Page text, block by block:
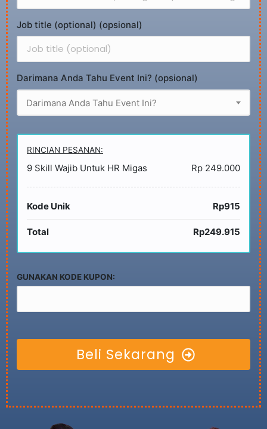
Job title (optional) (opsional)
Darimana Anda Tahu Event Ini? (opsional)
Darimana Anda Tahu Event Ini?
RINCIAN PESANAN:
9 Skill Wajib Untuk HR Migas Rp 249.000
Kode Unik Rp915
Total Rp249.915
GUNAKAN KODE KUPON:
Beli Sekarang